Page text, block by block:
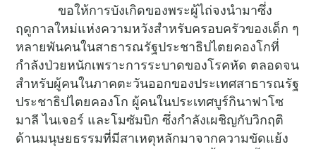
ขอให้การบังเกิดของพระผู้ไถ่จงนำมาซึ่ง
ฤดูกาลใหม่แห่งความหวังสำหรับครอบครัวของเด็ก ๆ
หลายพันคนในสาธารณรัฐประชาธิปไตยคองโกที่
กำลังป่วยหนักเพราะการระบาดของโรคหัด ตลอดจน
สำหรับผู้คนในภาคตะวันออกของประเทศสาธารณรัฐ
ประชาธิปไตยคองโก ผู้คนในประเทศบูร์กินาฟาโซ
มาลี ไนเจอร์ และโมซัมบิก ซึ่งกำลังเผชิญกับวิกฤติ
ด้านมนุษยธรรมที่มีสาเหตุหลักมาจากความขัดแย้ง